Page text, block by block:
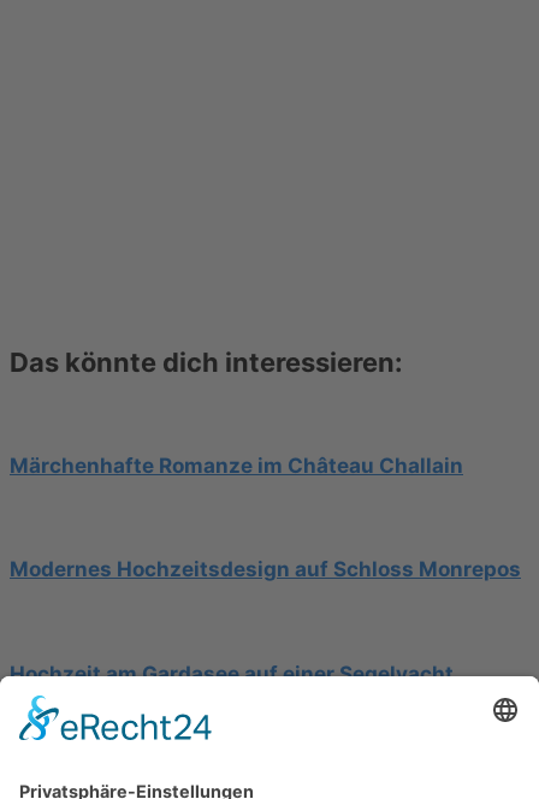
Das könnte dich interessieren:
Märchenhafte Romanze im Château Challain
Modernes Hochzeitsdesign auf Schloss Monrepos
Hochzeit am Gardasee auf einer Segelyacht